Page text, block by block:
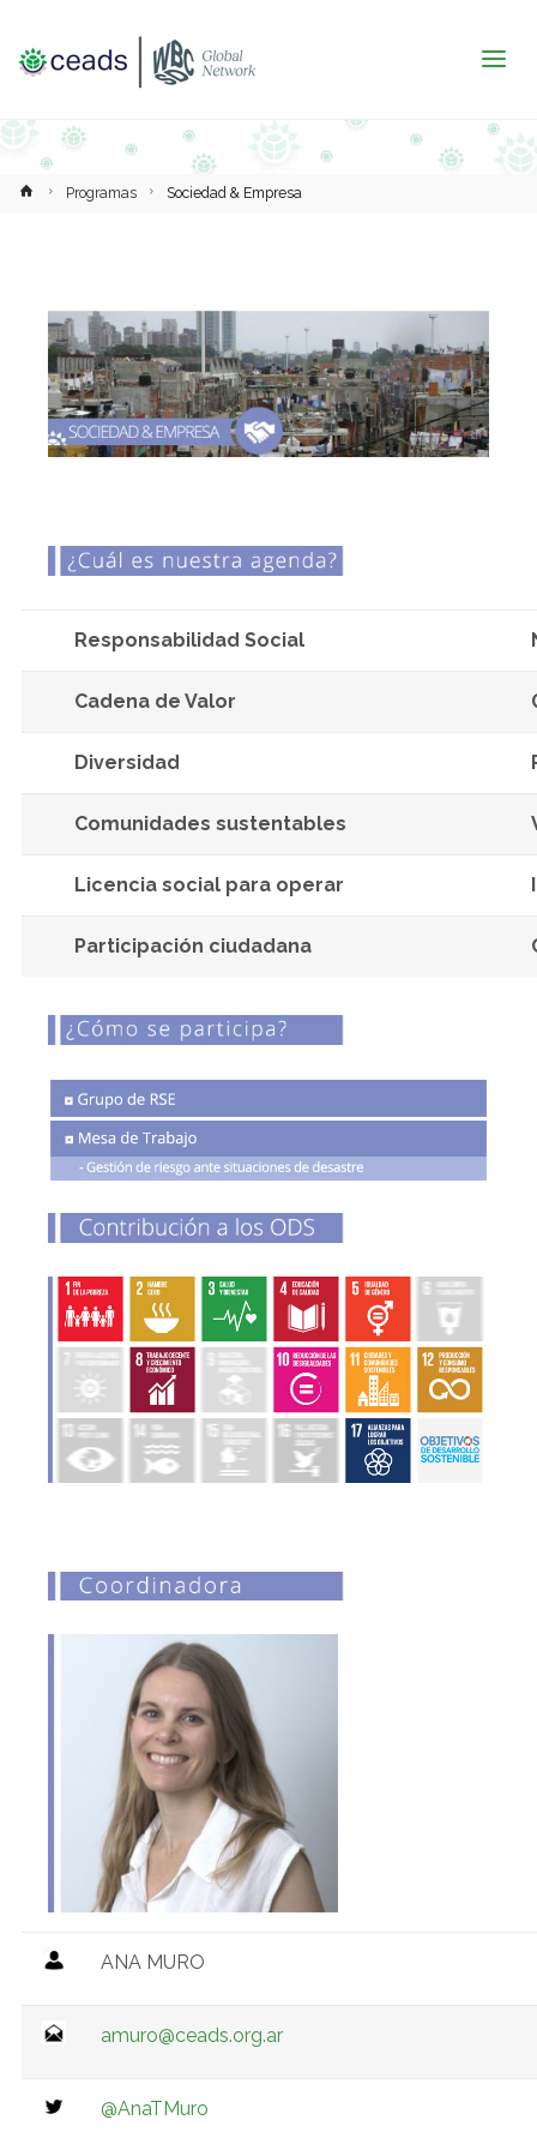
InicioProgramas Sociedad & Empresa
Responsabilidad Social
Cadena de Valor
Diversidad
Comunidades sustentables
Licencia social para operar
Participación ciudadana
ANA MURO
amuro@ceads.org.ar
@AnaTMuro